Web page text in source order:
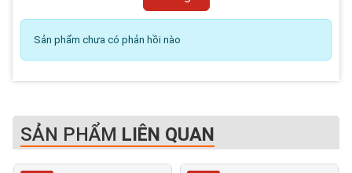
Sản phẩm chưa có phản hồi nào
SẢN PHẨM LIÊN QUAN